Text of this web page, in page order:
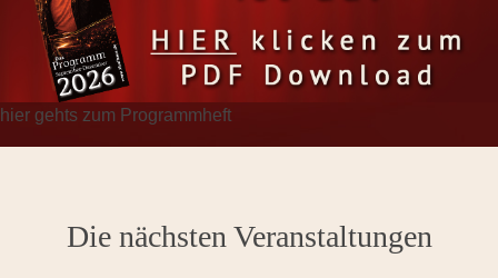
hier gehts zum Programmheft
Die nächsten Veranstaltungen